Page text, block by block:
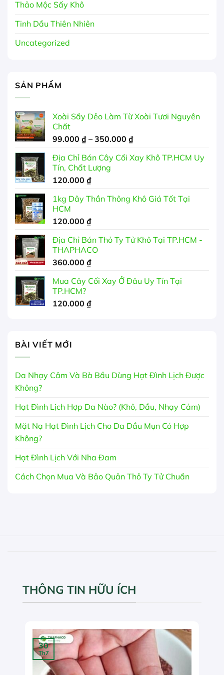
Thảo Mộc Sấy Khô
Tinh Dầu Thiên Nhiên
Uncategorized
SẢN PHẨM
Xoài Sấy Dẻo Làm Từ Xoài Tươi Nguyên
Chất
99.000 ₫ – 350.000 ₫Khoảng
từ
Địa Chỉ Bán Cây Cối Xay Khô TP.HCM Uy
Tín, Chất Lượng
120.000 ₫
1kg Dây Thần Thông Khô Giá Tốt Tại
HCM
120.000 ₫
Địa Chỉ Bán Thỏ Ty Tử Khô Tại TP.HCM -
THAPHACO
360.000 ₫
Mua Cây Cối Xay Ở Đâu Uy Tín Tại
TP.HCM?
120.000 ₫
BÀI VIẾT MỚI
Da Nhạy Cảm Và Bà Bầu Dùng Hạt Đình Lịch Được
Không?
Hạt Đình Lịch Hợp Da Nào? (Khô, Dầu, Nhạy Cảm)
Mặt Nạ Hạt Đình Lịch Cho Da Dầu Mụn Có Hợp
Không?
Hạt Đình Lịch Với Nha Đam
Cách Chọn Mua Và Bảo Quản Thỏ Ty Tử Chuẩn
THÔNG TIN HỮU ÍCH
30
Th7